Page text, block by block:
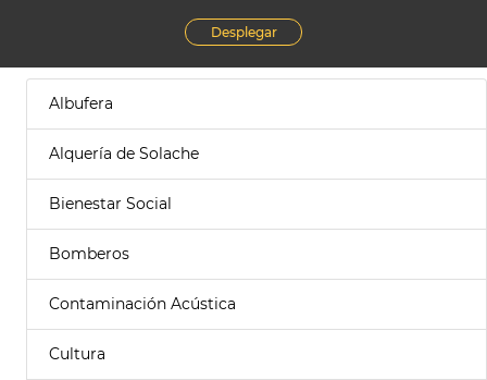
Desplegar
Albufera
Alquería de Solache
Bienestar Social
Bomberos
Contaminación Acústica
Cultura